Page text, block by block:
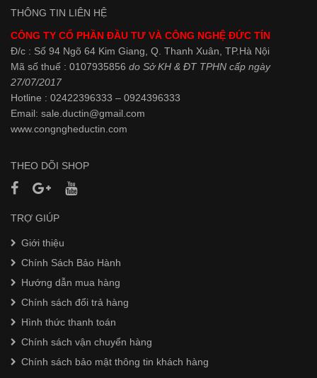
THÔNG TIN LIÊN HỆ
CÔNG TY CỔ PHẦN ĐẦU TƯ VÀ CÔNG NGHỆ ĐỨC TÍN
Đ/c : Số 94 Ngõ 64 Kim Giang, Q. Thanh Xuân, TP.Hà Nội
Mã số thuế : 0107935856 do Sở KH & ĐT TPHN cấp ngày
27/07/2017
Hotline : 02422396333 – 0924396333
Email: sale.ductin@gmail.com
www.congngheductin.com
THEO DÕI SHOP
TRỢ GIÚP
Giới thiệu
Chính Sách Bảo Hành
Hướng dẫn mua hàng
Chính sách đổi trả hàng
Hình thức thanh toán
Chính sách vận chuyển hàng
Chính sách bảo mật thông tin khách hàng